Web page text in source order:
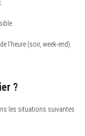
l’heure (soir, week-end).
?
les situations suivantes